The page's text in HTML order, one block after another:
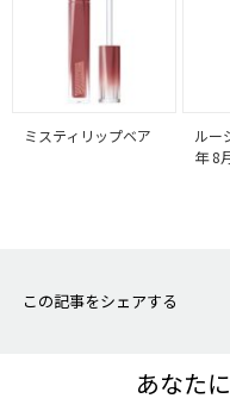
ミスティリップベア
ルー
年 8
この記事をシェアする
あなた